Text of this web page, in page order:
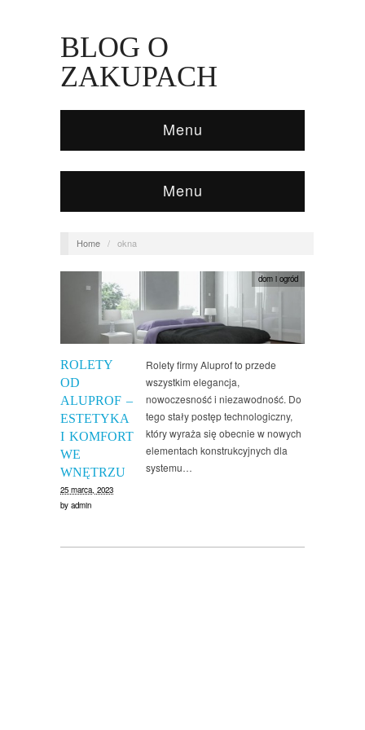
BLOG O
ZAKUPACH
Menu
Menu
Home / okna
ROLETY
OD
ALUPROF –
ESTETYKA
I KOMFORT
WE
WNĘTRZU
25 marca, 2023
by admin
dom i ogród
Rolety firmy Aluprof to przede
wszystkim elegancja,
nowoczesność i niezawodność. Do
tego stały postęp technologiczny,
który wyraża się obecnie w nowych
elementach konstrukcyjnych dla
systemu…